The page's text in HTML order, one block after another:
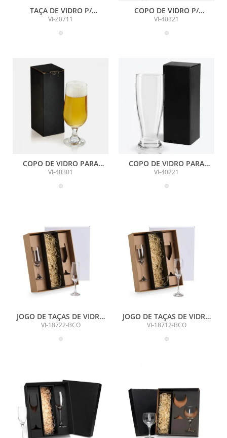
TAÇA DE VIDRO P/
CHAMPAGNE 190 ML
VI-Z0711
COPO DE VIDRO P/
CERVEJA/DRINKS - 400 ML
VI-40321
COPO DE VIDRO PARA
CERVEJA / DRINKS 300 ML
VI-40301
COPO DE VIDRO PARA
CERVEJA / DRINK - 200ML -
VI-40221
JOGO DE TAÇAS DE VIDRO
P/ CHAMPAGNE 186 ML - 2
GARRAFA
VI-18722-BCO
JOGO DE TAÇAS DE VIDRO
P/ CHAMPAGNE 190 ML - 2
GARRAFA
VI-18712-BCO